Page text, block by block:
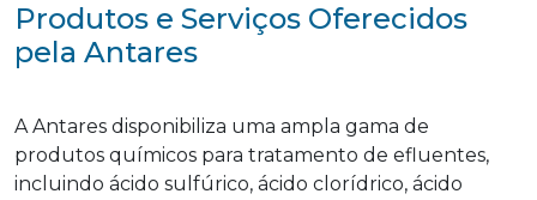
Produtos e Serviços Oferecidos
pela Antares
A Antares disponibiliza uma ampla gama de
produtos químicos para tratamento de efluentes,
incluindo ácido sulfúrico, ácido clorídrico, ácido